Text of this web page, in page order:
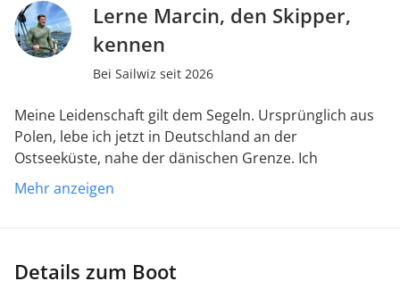
Lerne Marcin, den Skipper,
kennen
Bei Sailwiz seit 2026
Meine Leidenschaft gilt dem Segeln. Ursprünglich aus
Polen, lebe ich jetzt in Deutschland an der
Ostseeküste, nahe der dänischen Grenze. Ich
organisiere Segeltörns weltweit. Wassersport, Reisen
und Entdecken begeistern mich, und Segeln vereint all
Mehr anzeigen
Details zum Boot